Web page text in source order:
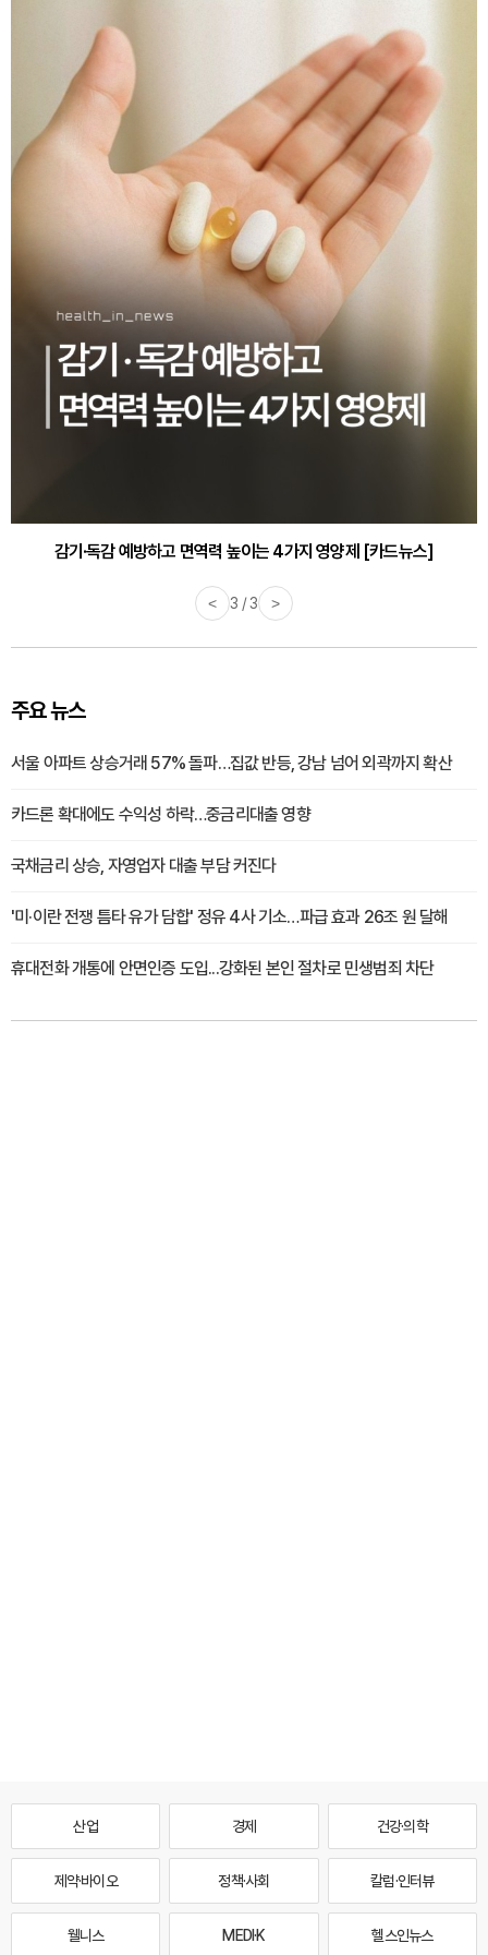
감기·독감 예방하고 면역력 높이는 4가지 영양제 [카드뉴스]
< 3 / 3 >
주요 뉴스
서울 아파트 상승거래 57% 돌파…집값 반등, 강남 넘어 외곽까지 확산
카드론 확대에도 수익성 하락…중금리대출 영향
국채금리 상승, 자영업자 대출 부담 커진다
'미·이란 전쟁 틈타 유가 담합' 정유 4사 기소…파급 효과 26조 원 달해
휴대전화 개통에 안면인증 도입...강화된 본인 절차로 민생범죄 차단
산업 경제 건강·의학
제약·바이오 정책·사회 칼럼·인터뷰
웰니스 MEDI·K 헬스인뉴스